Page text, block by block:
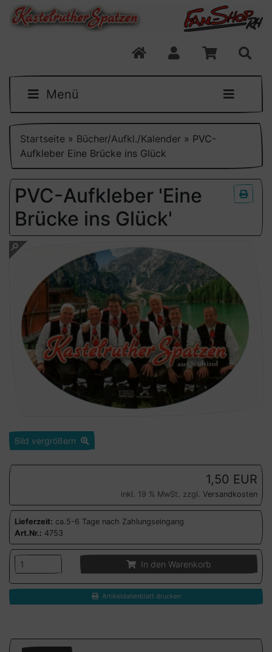
Menü
Startseite » Bücher/Aufkl./Kalender » PVC-
Aufkleber Eine Brücke ins Glück
PVC-Aufkleber 'Eine
Brücke ins Glück'
Bild vergrößern
1,50 EUR
inkl. 19 % MwSt. zzgl. Versandkosten
Lieferzeit: ca.5-6 Tage nach Zahlungseingang
Art.Nr.: 4753
In den Warenkorb
Artikeldatenblatt drucken